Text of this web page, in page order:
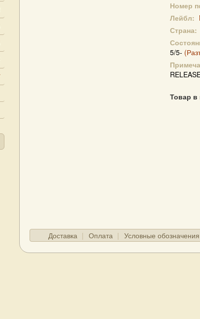
Номер
Лейбл:
Страна:
5/5-
Товар в
Доставка Оплата Условные обозначения